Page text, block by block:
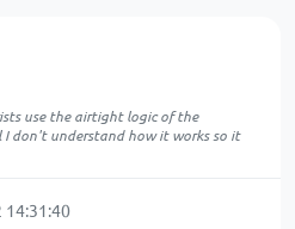
use the airtight logic of the
don't understand how it works so it
14:31:40